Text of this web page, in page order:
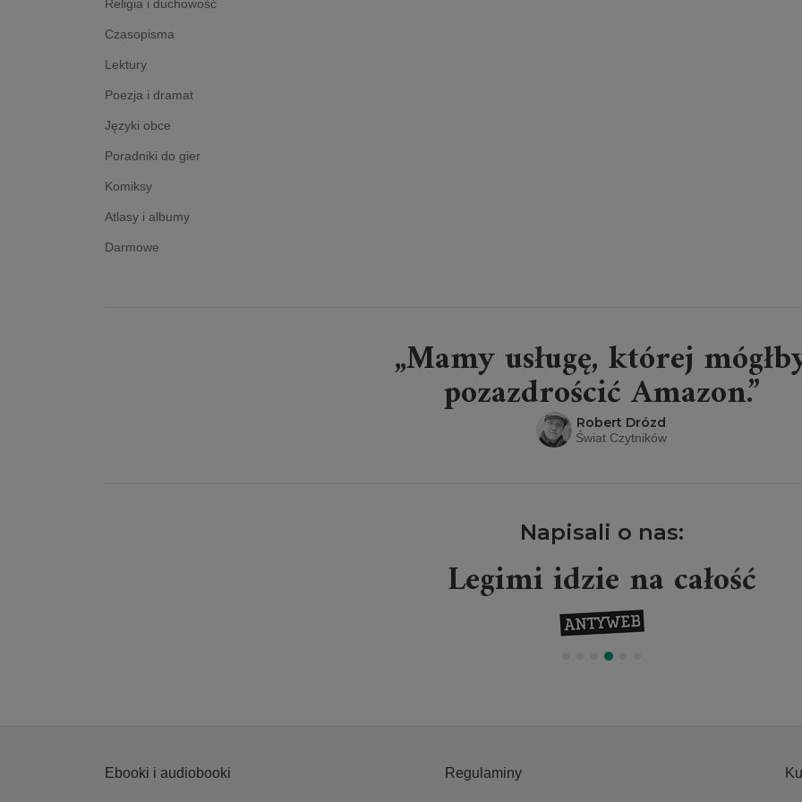
Religia i duchowość
Czasopisma
Lektury
Poezja i dramat
Języki obce
Poradniki do gier
Komiksy
Atlasy i albumy
Darmowe
„Mamy usługę, której
pozazdrościć Amazon.”
Robert Drózd
Świat Czytników
Napisali o nas:
Legimi idzie na całość
Ebooki i audiobooki Regulaminy